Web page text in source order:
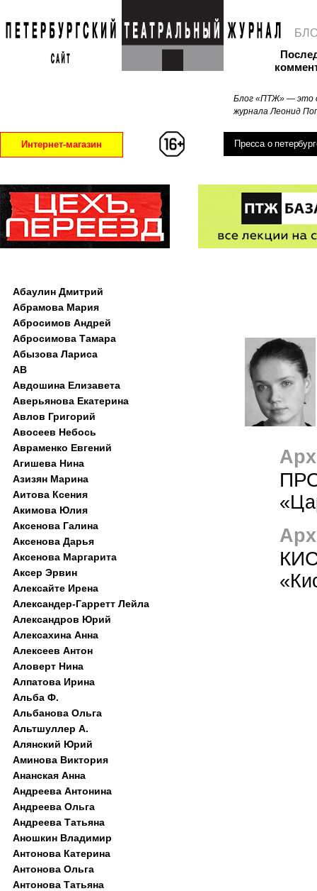
Блог «ПТЖ» — это
журнала Леонид
Интернет-магазин Пресса о
Абаулин Дмитрий
Абрамова Мария
Абросимов Андрей
Абросимова Тамара
Абызова Лариса
АВ
Авдошина Елизавета
Аверьянова Екатерина
Авлов Григорий
Авосеев Небось
Авраменко Евгений
Агишева Нина
Азизян Марина
Аитова Ксения
Акимова Юлия
Аксенова Галина
Аксенова Дарья
Аксенова Маргарита
Аксер Эрвин
Алексайте Ирена
Александер-Гарретт Лейла
Александров Юрий
Алексахина Анна
Алексеев Антон
Аловерт Нина
Алпатова Ирина
Альба Ф.
Альбанова Ольга
Альтшуллер А.
Алянский Юрий
Аминова Виктория
Ананская Анна
Андреева Антонина
Андреева Ольга
Андреева Татьяна
Аношкин Владимир
Антонова Катерина
Антонова Ольга
Антонова Татьяна